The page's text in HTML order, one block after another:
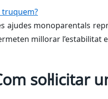
truquem?
ajudes monoparentals
millorar l’estabilitat
sol·licitar